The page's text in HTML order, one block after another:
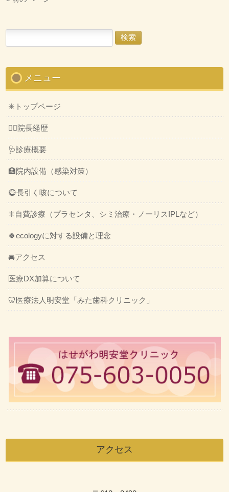
索:
メニュー
✳️トップページ
👨‍⚕️院長経歴
🩺診療概要
🏥院内設備（感染対策）
😷長引く咳について
✳️自費診療（プラセンタ、シミ治療・ノーリスIPLなど）
🍀ecologyに対する設備と理念
🚘アクセス
医療DX加算について
🦷医療法人明安堂「みた歯科クリニック」
アクセス